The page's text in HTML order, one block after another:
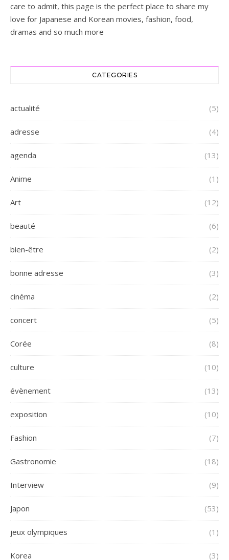
care to admit, this page is the perfect place to share my
love for Japanese and Korean movies, fashion, food,
dramas and so much more
CATEGORIES
actualité (5)
adresse (4)
agenda (13)
Anime (1)
Art (12)
beauté (6)
bien-être (2)
bonne adresse (3)
cinéma (2)
concert (5)
Corée (8)
culture (10)
évènement (13)
exposition (10)
Fashion (7)
Gastronomie (18)
Interview (9)
Japon (53)
jeux olympiques (1)
Korea (3)